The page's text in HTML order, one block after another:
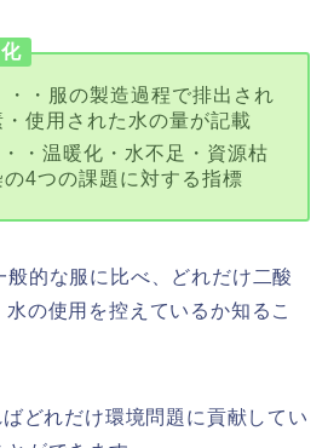
・服の製造過程で排出され
使用された水の量が記載
・温暖化・水不足・資源枯
4つの課題に対する指標
的な服に比べ、どれだけ二酸
の使用を控えているか知るこ
どれだけ環境問題に貢献してい